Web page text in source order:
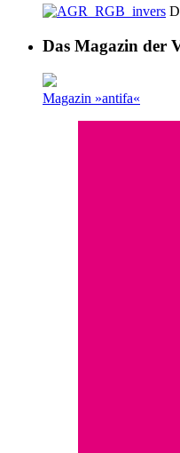
Das Magazin der
Magazin »antifa«